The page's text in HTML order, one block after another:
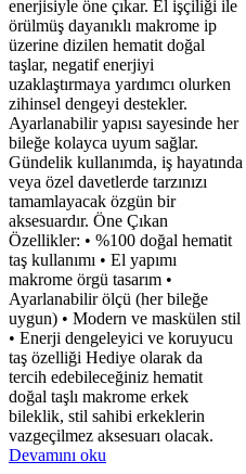
enerjisiyle öne çıkar. El işçiliği ile
örülmüş dayanıklı makrome ip
üzerine dizilen hematit doğal
taşlar, negatif enerjiyi
uzaklaştırmaya yardımcı olurken
zihinsel dengeyi destekler.
Ayarlanabilir yapısı sayesinde her
bileğe kolayca uyum sağlar.
Gündelik kullanımda, iş hayatında
veya özel davetlerde tarzınızı
tamamlayacak özgün bir
aksesuardır. Öne Çıkan
Özellikler: • %100 doğal hematit
taş kullanımı • El yapımı
makrome örgü tasarım •
Ayarlanabilir ölçü (her bileğe
uygun) • Modern ve maskülen stil
• Enerji dengeleyici ve koruyucu
taş özelliği Hediye olarak da
tercih edebileceğiniz hematit
doğal taşlı makrome erkek
bileklik, stil sahibi erkeklerin
vazgeçilmez aksesuarı olacak.
Devamını oku